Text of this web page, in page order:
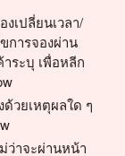
เปลี่ยนเวลา/
การจองผ่าน
ระบุ เพื่อหลีก
วยเหตุผลใด ๆ
ว่าจะผ่านหน้า